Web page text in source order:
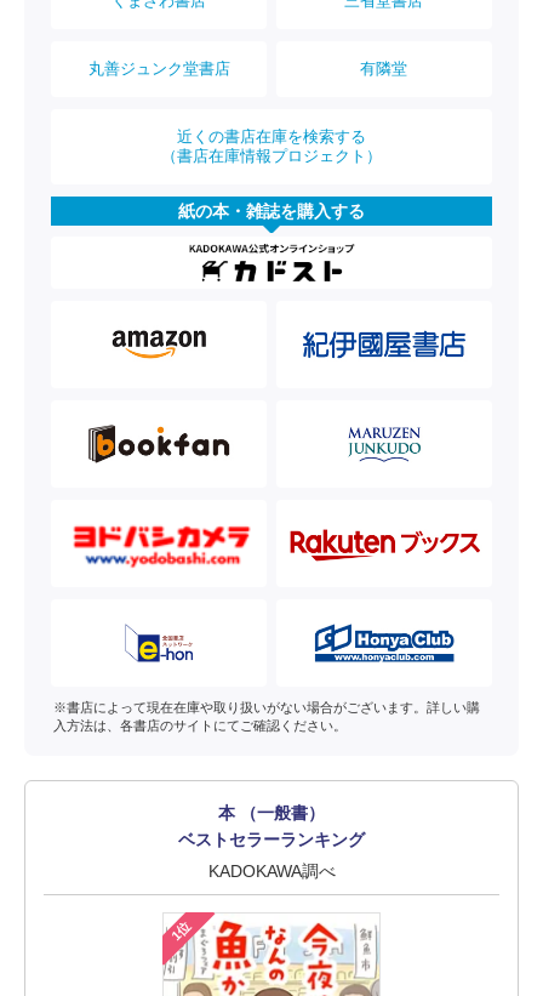
丸善ジュンク堂書店 有隣堂
近くの書店在庫を検索する
（書店在庫情報プロジェクト）
紙の本・雑誌を購入する
※書店によって現在在庫や取り扱いがない場合がございます。詳しい購
入方法は、各書店のサイトにてご確認ください。
本 （一般書）
ベストセラーランキング
KADOKAWA調べ
1位